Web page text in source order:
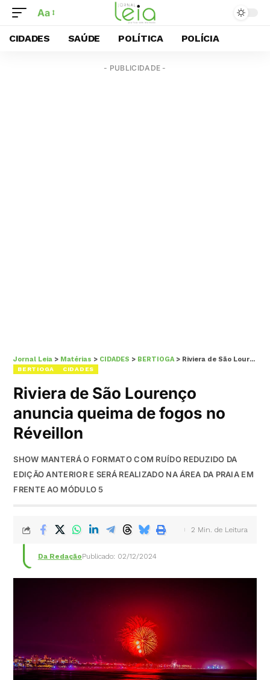
Aa
CIDADES SAÚDE POLÍTICA POLÍCIA
- PUBLICIDADE -
Jornal Leia > Matérias > CIDADES > BERTIOGA> Riviera de São Lourenço anuncia queima de fogos no Réveillon
BERTIOGA CIDADES
Riviera de São Lourenço
anuncia queima de fogos no
Réveillon
SHOW MANTERÁ O FORMATO COM RUÍDO REDUZIDO DA
EDIÇÃO ANTERIOR E SERÁ REALIZADO NA ÁREA DA PRAIA EM
FRENTE AO MÓDULO 5
Da RedaçãoPublicado: 02/12/2024
2 Min. de Leitura